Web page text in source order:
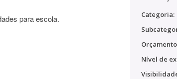
para escola.
Categoria:
Nível de